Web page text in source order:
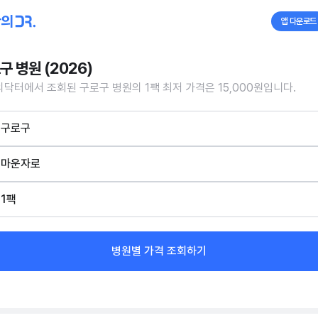
앱 다운로드
병원 (2026)
닥터에서 조회된 구로구 병원의 1팩 최저 가격은 15,000원입니다.
구로구
마운자로
1팩
병원별 가격 조회하기